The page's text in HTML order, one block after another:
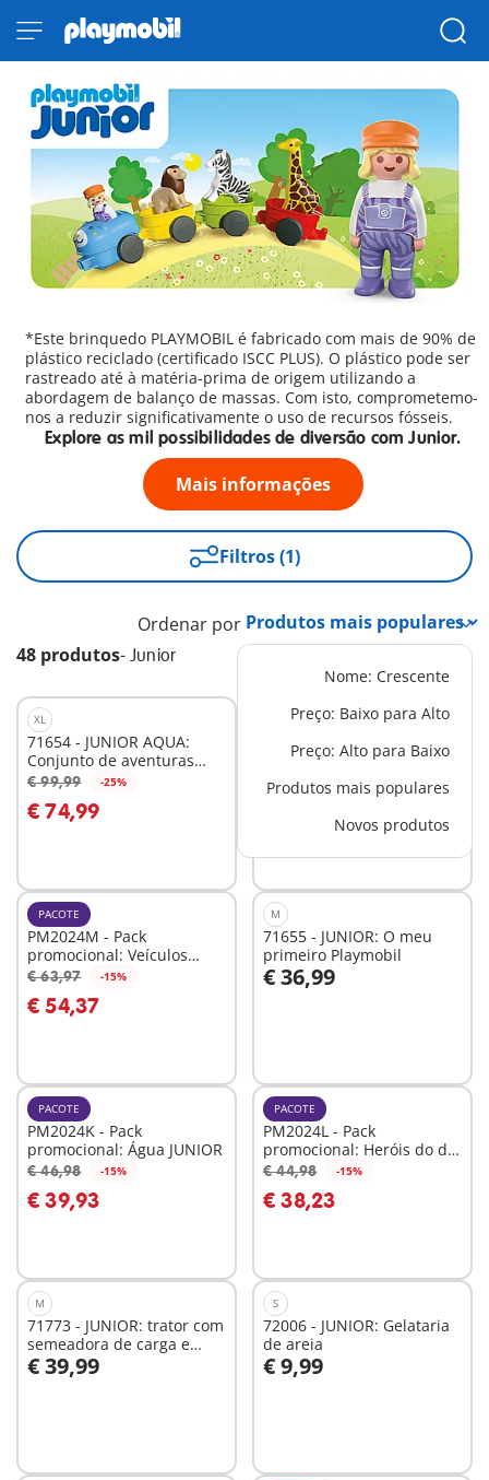
*Este brinquedo PLAYMOBIL é fabricado com mais de 90% de
plástico reciclado (certificado ISCC PLUS). O plástico pode ser
rastreado até à matéria-prima de origem utilizando a
abordagem de balanço de massas. Com isto, comprometemo-
nos a reduzir significativamente o uso de recursos fósseis.
Explore as mil possibilidades de diversão com Junior.
Mais informações
Filtros (1)
48 produtos- Junior
Ordenar por
Nome: Crescente
Preço: Baixo para Alto
Preço: Alto para Baixo
Produtos mais populares
Novos produtos
XL
71654 - JUNIOR AQUA:
Conjunto de aventuras
aquáticas Splash and
€ 99,99 -25%
€ 74,99
Ao carrinho
71775 - JUNIOR AQUA:
tanque de água com
escorrega
€ 24,99
Ao carrinho
PACOTE
PM2024M - Pack
promocional: Veículos
JUNIOR
€ 63,97 -15%
€ 54,37
Ao carrinho
M
71655 - JUNIOR: O meu
primeiro Playmobil
€ 36,99
Ao carrinho
PACOTE
PM2024K - Pack
promocional: Água JUNIOR
€ 46,98 -15%
€ 39,93
PACOTE
PM2024L - Pack
promocional: Heróis do dia
a dia
€ 44,98 -15%
€ 38,23
Ao carrinho
M
71773 - JUNIOR: trator com
semeadora de carga e
descarga
€ 39,99
Ao carrinho
S
72006 - JUNIOR: Gelataria
de areia
€ 9,99
Ao carrinho